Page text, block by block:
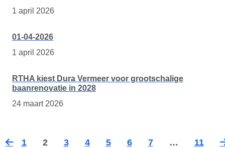
1 april 2026
01-04-2026
1 april 2026
RTHA kiest Dura Vermeer voor grootschalige
baanrenovatie in 2028
24 maart 2026
1 2 3 4 5 6 7 …
11